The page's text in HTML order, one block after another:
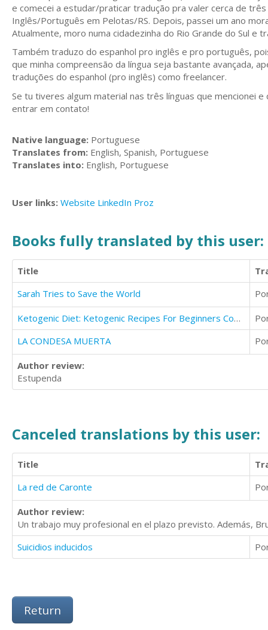
e comecei a estudar/praticar tradução pra valer cerca de
Inglês/Português em Pelotas/RS. Depois, passei um ano
Atualmente, moro numa cidadezinha do Rio Grande do Sul e
Também traduzo do espanhol pro inglês e pro português,
que minha compreensão da língua seja bastante avançada,
traduções do espanhol (pro inglês) como freelancer.
Se tu tiveres algum material nas três línguas que mencionei
entrar em contato!
Native language: Portuguese
Translates from: English, Spanish, Portuguese
Translates into: English, Portuguese
User links: Website LinkedIn Proz
Books fully translated by this user:
Title
Sarah Tries to Save the World
Ketogenic Diet: Ketogenic Recipes For Beginners Cookbook
LA CONDESA MUERTA
Author review:
Estupenda
Canceled translations by this user:
Title
La red de Caronte
Author review:
Un trabajo muy profesional en el plazo previsto. Además,
Suicidios inducidos
Return